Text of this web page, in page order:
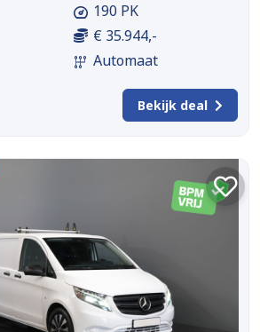
190 PK
€ 35.944,-
Automaat
Bekijk deal